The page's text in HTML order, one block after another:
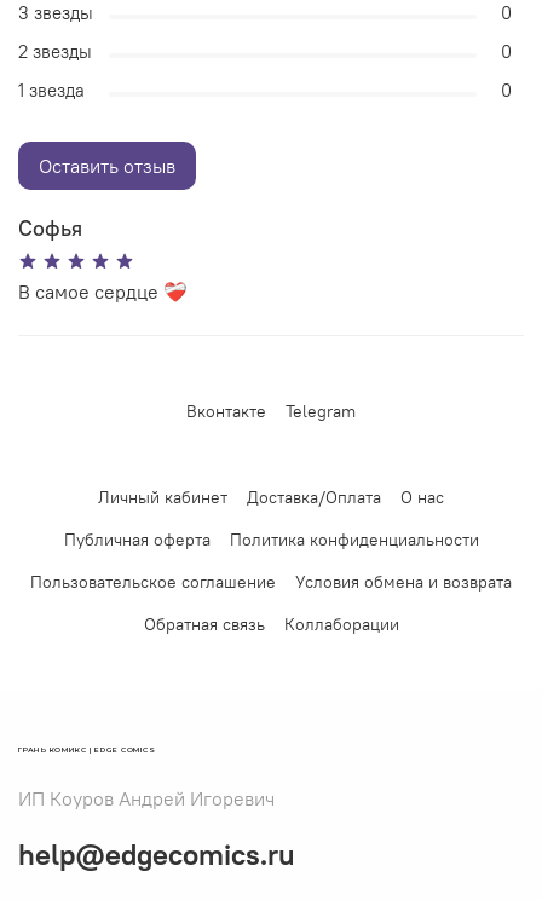
Софья
В самое сердце ❤️‍🩹
3 звезды
0
2 звезды
0
1 звезда
0
Оставить отзыв
Вконтакте Telegram
Личный кабинет Доставка/Оплата
О нас
Публичная оферта
Политика конфиденциальности
Пользовательское соглашение
Условия обмена и возврата
Обратная связь
Коллаборации
ГРАНЬ КОМИКС | EDGE COMICS
ИП Коуров Андрей Игоревич
help@edgecomics.ru